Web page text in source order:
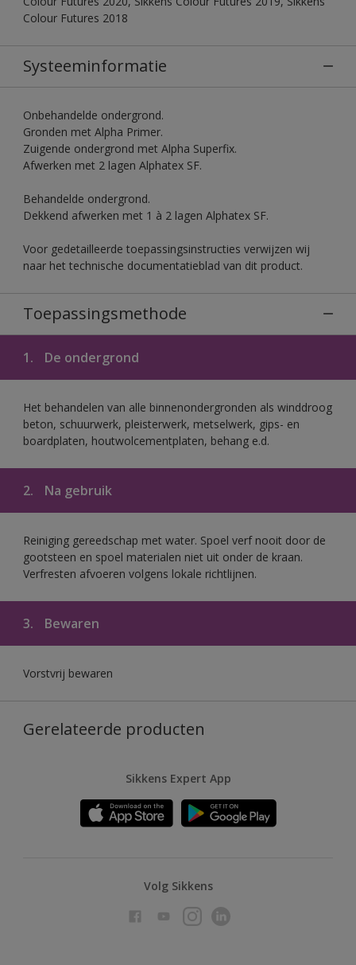
Colour Futures 2018
Systeeminformatie
Onbehandelde ondergrond.
Gronden met Alpha Primer.
Zuigende ondergrond met Alpha Superfix.
Afwerken met 2 lagen Alphatex SF.
Behandelde ondergrond.
Dekkend afwerken met 1 à 2 lagen Alphatex SF.
Voor gedetailleerde toepassingsinstructies verwijzen wij
naar het technische documentatieblad van dit product.
Toepassingsmethode
1. De ondergrond
Het behandelen van alle binnenondergronden als winddroog
beton, schuurwerk, pleisterwerk, metselwerk, gips- en
boardplaten, houtwolcementplaten, behang e.d.
2. Na gebruik
Reiniging gereedschap met water. Spoel verf nooit door de
gootsteen en spoel materialen niet uit onder de kraan.
Verfresten afvoeren volgens lokale richtlijnen.
3. Bewaren
Vorstvrij bewaren
Gerelateerde producten
Sikkens Expert App
Volg Sikkens